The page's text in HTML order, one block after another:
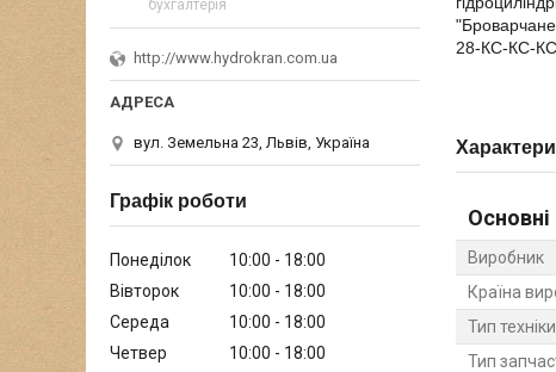
28-КС-КС-
Основні
Виробник
Країна
Тип техніки
Тип
бухгалтерія
http://www.hydrokran.com.ua
вул. Земельна 23, Львів, Україна
Графік роботи
Понеділок 10:00
18:00
Вівторок
10:00
18:00
Середа
10:00
18:00
Четвер
10:00
18:00